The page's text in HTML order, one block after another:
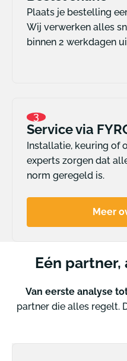
Plaats je bestelling
Wij verwerken alles
binnen 2 werkdagen
3
Service via
Installatie, keuring of
experts zorgen dat
norm geregeld is.
Meer
Eén
Van eerste analyse
partner die alles regelt.